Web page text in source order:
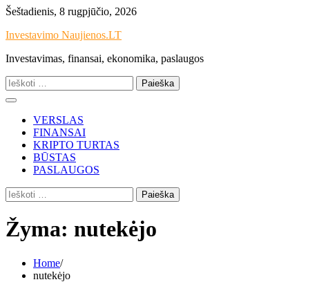
Skip
content
Šeštadienis, 8 rugpjūčio, 2026
Investavimo Naujienos.LT
Investavimas, finansai, ekonomika, paslaugos
Ieškoti:
VERSLAS
FINANSAI
KRIPTO TURTAS
BŪSTAS
PASLAUGOS
Ieškoti:
Žyma: nutekėjo
Home
nutekėjo